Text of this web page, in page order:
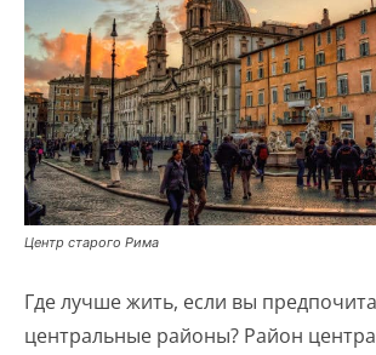
Центр старого Рима
Где лучше жить, если вы
центральные районы? Район